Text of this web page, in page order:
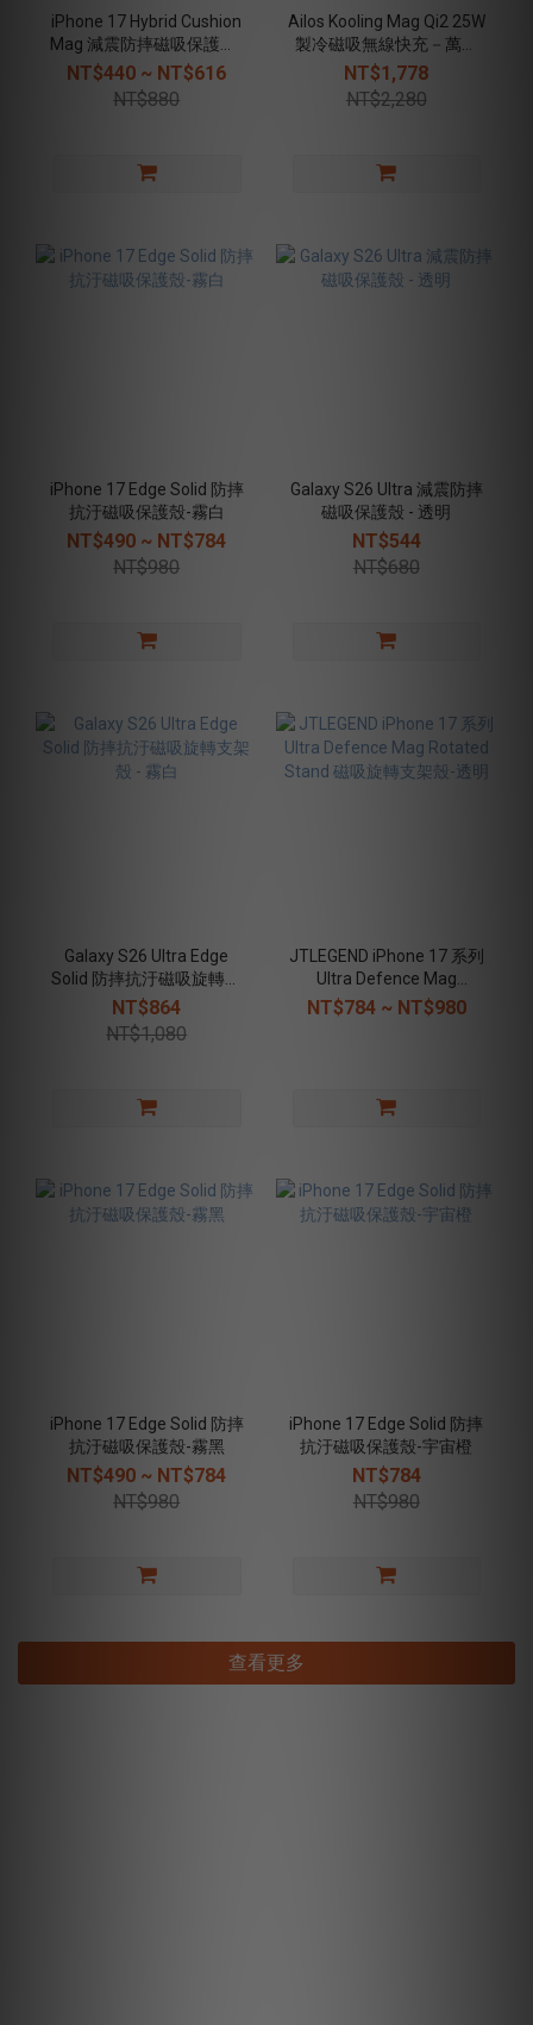
iPhone 17 Hybrid Cushion
Mag 減震防摔磁吸保護殼-
透明
NT$440 ~ NT$616
NT$880
Ailos Kooling Mag Qi2 25W
製冷磁吸無線快充－萬用
吸盤支架版
NT$1,778
NT$2,280
iPhone 17 Edge Solid 防摔
抗汙磁吸保護殼-霧白
NT$490 ~ NT$784
NT$980
Galaxy S26 Ultra 減震防摔
磁吸保護殼 - 透明
NT$544
NT$680
Galaxy S26 Ultra Edge
Solid 防摔抗汙磁吸旋轉支
架殼 - 霧白
NT$864
NT$1,080
JTLEGEND iPhone 17 系列
Ultra Defence Mag
Rotated Stand 磁吸旋轉支
NT$784 ~ NT$980
iPhone 17 Edge Solid 防摔
抗汙磁吸保護殼-霧黑
NT$490 ~ NT$784
NT$980
iPhone 17 Edge Solid 防摔
抗汙磁吸保護殼-宇宙橙
NT$784
NT$980
查看更多